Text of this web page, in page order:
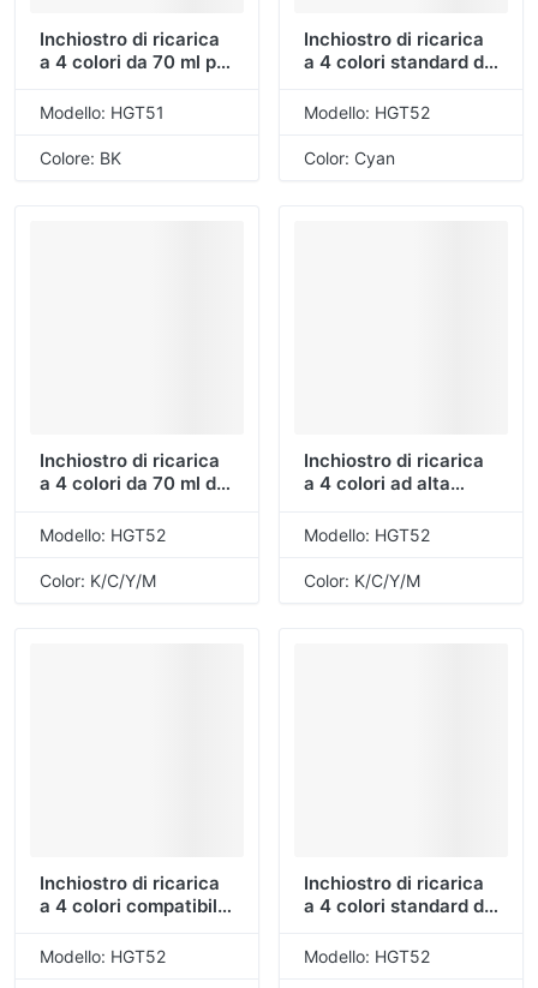
Inchiostro di ricarica
a 4 colori da 70 ml per
Modello: HGT51
Colore: BK
Inchiostro di ricarica
a 4 colori standard da
ciano)
Modello: HGT52
Color: Cyan
Inchiostro di ricarica
a 4 colori da 70 ml di
inchiostro generale
cartuccia d'inchiostro
Modello: HGT52
Color: K/C/Y/M
Inchiostro di ricarica
a 4 colori ad alta
ml HGT52 per
per macchine a
Modello: HGT52
Color: K/C/Y/M
Inchiostro di ricarica
a 4 colori compatibile
(HGT52 giallo)
Modello: HGT52
Inchiostro di ricarica
a 4 colori standard da
magenta)
Modello: HGT52